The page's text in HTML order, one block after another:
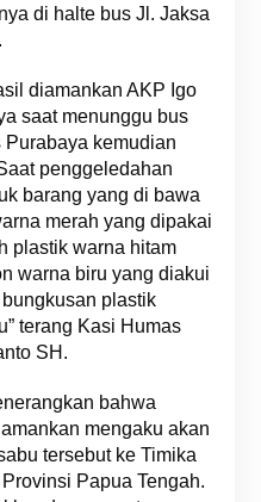
di halte bus Jl. Jaksa
diamankan AKP Igo
saat menunggu bus
kemudian
penggeledahan
barang yang di bawa
merah yang dipakai
plastik warna hitam
warna biru yang diakui
plastik
terang Kasi Humas
SH.
bahwa
mengaku akan
tersebut ke Timika
Papua Tengah.